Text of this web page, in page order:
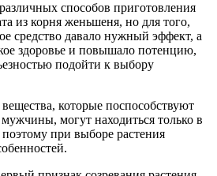
способов приготовления
из корня женьшеня, но для того,
средство давало нужный эффект, а
здоровье и повышало потенцию,
подойти к выбору
которые поспособствуют
могут находиться только в
поэтому при выборе растения